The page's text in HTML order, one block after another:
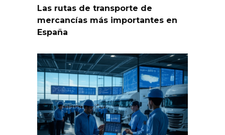
Las rutas de transporte de
mercancías más importantes en
España